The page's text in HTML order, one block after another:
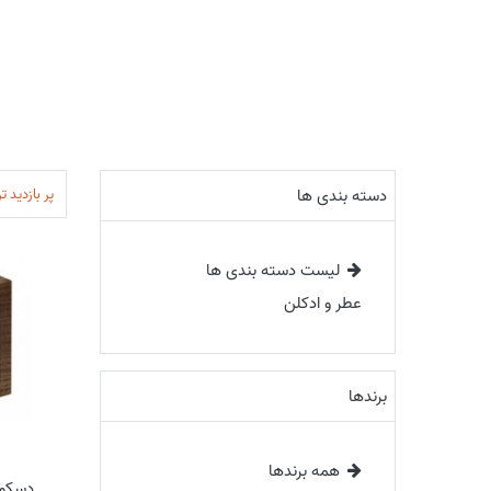
دسته بندی ها
لیست دسته بندی ها
عطر و ادکلن
برندها
همه برندها
پر بازدید